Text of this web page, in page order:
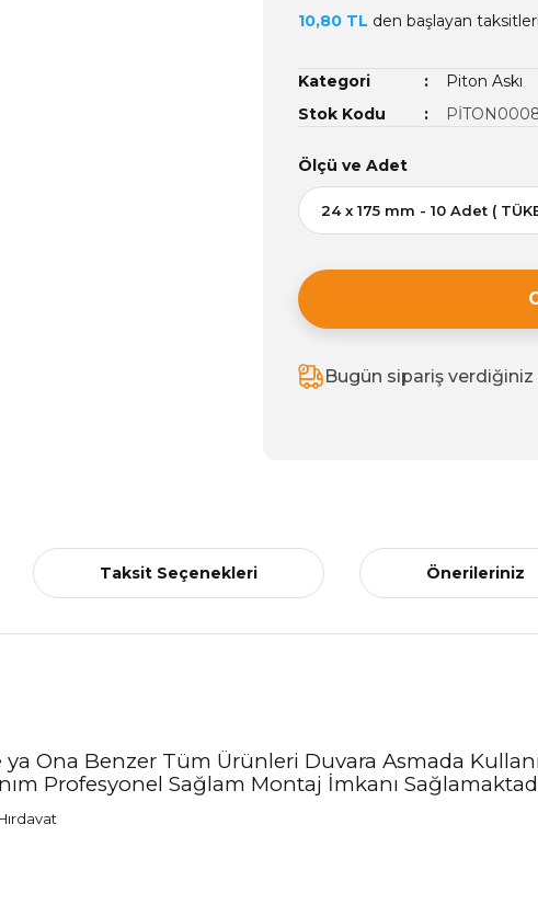
10,80 TL den başlayan
Kategori
Piton Askı
Stok Kodu
Ölçü ve Adet
Bugün sipariş
Taksit Seçenekleri Önerileriniz
Ona Benzer Tüm Ürünleri Duvara Asmada
Profesyonel Sağlam Montaj İmkanı